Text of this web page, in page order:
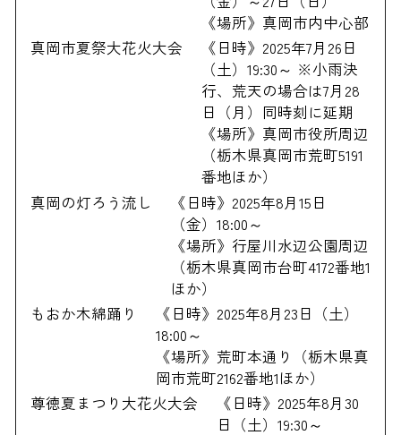
《場所》真岡市内中心部
真岡市夏祭大花火大会
《日時》2025年7月26日
（土）19:30～ ※小雨決
行、荒天の場合は7月28
日（月）同時刻に延期
《場所》真岡市役所周辺
（栃木県真岡市荒町5191
番地ほか）
真岡の灯ろう流し
《日時》2025年8月15日
（金）18:00～
《場所》行屋川水辺公園周辺
（栃木県真岡市台町4172番地1
ほか）
もおか木綿踊り
《日時》2025年8月23日（土）
18:00～
《場所》荒町本通り（栃木県真
岡市荒町2162番地1ほか）
尊徳夏まつり大花火大会
《日時》2025年8月30
日（土）19:30～